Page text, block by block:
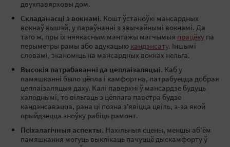
двухпавярховы дом.
Складанасці з вокнамі. Кошт ўстаноўкі мансардных
вокнаў вышэй, у параўнанні з звычайнымі вокнамі. Да
таго ж, пры іх няякасным мантажы магчымыя працёку па
перыметры рамы або адукацыю кандэнсату. Іншымі
словамі, эканоміць на мансардных вокнах нельга.
Высокія патрабаванні да цеплаізаляцыі. Каб у
памяшканні было цёпла і камфортна, патрабуецца добрая
цеплаізаляцыя даху. Калі паверхні ў мансардзе будуць
халоднымі, то вільгаць з цёплага паветра будзе
кандэнсавацца, рана ці позна з'явіцца цвіль, з-за якой
прыйдзецца зноўку рабіць рамонт.
Псіхалагічныя аспекты. Нахільныя сцены, меншы аб'ём
памяшкання могуць выклікаць пачуццё дыскамфорту ў